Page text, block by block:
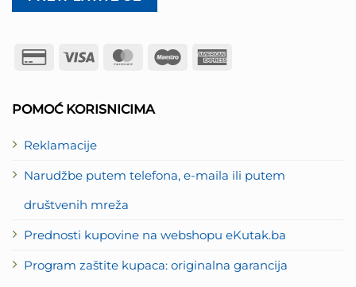
POMOĆ KORISNICIMA
Reklamacije
Narudžbe putem telefona, e-maila ili putem
društvenih mreža
Prednosti kupovine na webshopu eKutak.ba
Program zaštite kupaca: originalna garancija
Credit
Visa MasterCard
Maestro